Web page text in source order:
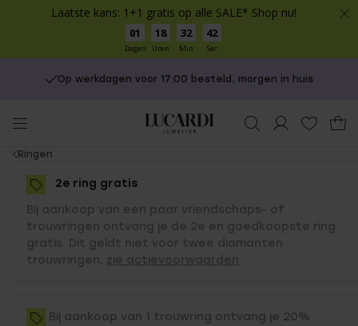
Laatste kans: 1+1 gratis op alle SALE* Shop nu!
01
Dagen
18
Uren
32
Min
42
Sec
Op werkdagen voor 17:00 besteld, morgen in huis
You
are
here:
Ringen
2e ring gratis
Bij aankoop van een paar vriendschaps- of
trouwringen ontvang je de 2e en goedkoopste ring
gratis. Dit geldt niet voor twee diamanten
trouwringen, zie actievoorwaarden
Bij aankoop van 1 trouwring ontvang je 20%